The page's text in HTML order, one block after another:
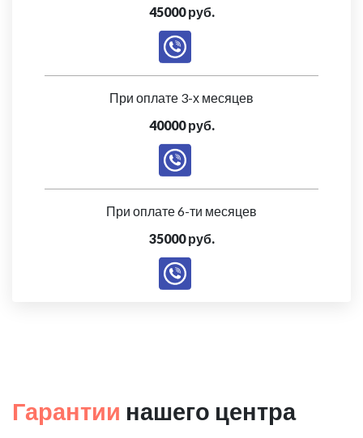
45000 руб.
При оплате 3-х месяцев
40000 руб.
При оплате 6-ти месяцев
35000 руб.
Гарантии нашего центра